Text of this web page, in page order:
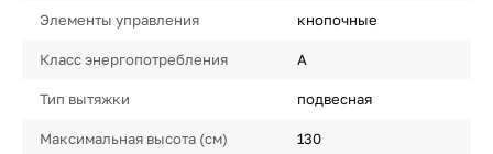
Элементы управления кнопочные
Класс энергопотребления A
Тип вытяжки подвесная
Максимальная высота (см) 130